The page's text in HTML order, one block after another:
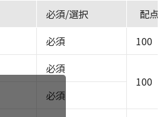
必須/選択
配点
必須
100
必須
100
必須